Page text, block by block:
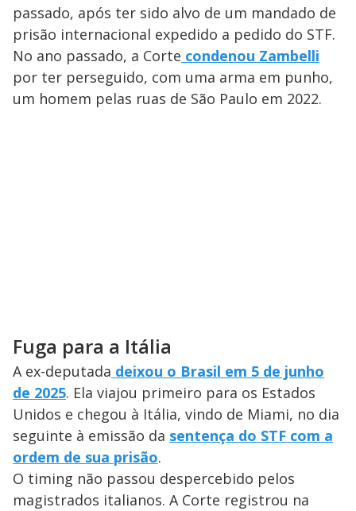
passado, após ter sido alvo de um mandado de
prisão internacional expedido a pedido do STF.
No ano passado, a Corte condenou Zambelli
por ter perseguido, com uma arma em punho,
um homem pelas ruas de São Paulo em 2022.
Fuga para a Itália
A ex-deputada deixou o Brasil em 5 de junho
de 2025. Ela viajou primeiro para os Estados
Unidos e chegou à Itália, vindo de Miami, no dia
seguinte à emissão da sentença do STF com a
ordem de sua prisão.
O timing não passou despercebido pelos
magistrados italianos. A Corte registrou na